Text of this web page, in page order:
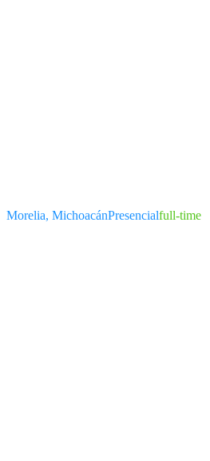
Morelia, MichoacánPresencialfull-time